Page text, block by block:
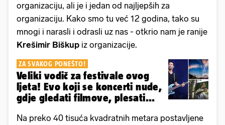
organizaciju, ali je i jedan od najljepših za
organizaciju. Kako smo tu već 12 godina, tako su
mnogi i narasli i odrasli uz nas - otkrio nam je ranije
Krešimir Biškup iz organizacije.
ZA SVAKOG PONEŠTO!
Veliki vodič za festivale ovog
ljeta! Evo koji se koncerti nude,
gdje gledati filmove, plesati...
Na preko 40 tisuća kvadratnih metara postavljene